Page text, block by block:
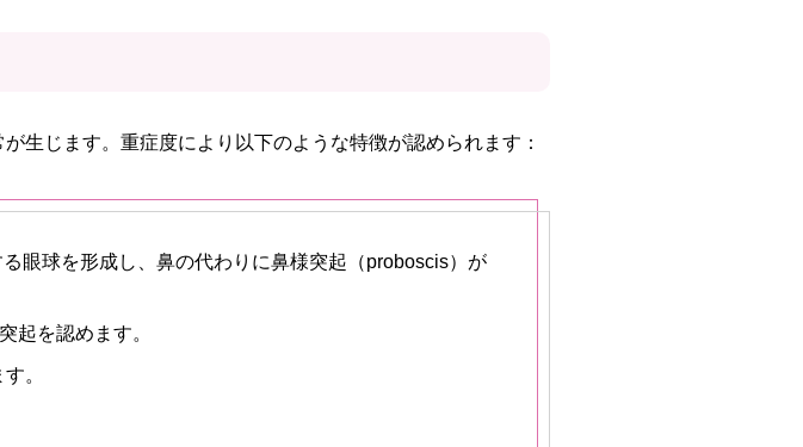
生じます。重症度により以下のような特徴が認められます：
眼球を形成し、鼻の代わりに鼻様突起（proboscis）が
起を認めます。
。